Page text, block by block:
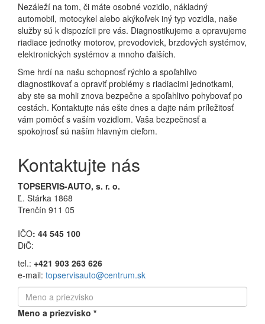
Nezáleží na tom, či máte osobné vozidlo, nákladný
automobil, motocykel alebo akýkoľvek iný typ vozidla, naše
služby sú k dispozícii pre vás. Diagnostikujeme a opravujeme
riadiace jednotky motorov, prevodoviek, brzdových systémov,
elektronických systémov a mnoho ďalších.
Sme hrdí na našu schopnosť rýchlo a spoľahlivo
diagnostikovať a opraviť problémy s riadiacimi jednotkami,
aby ste sa mohli znova bezpečne a spoľahlivo pohybovať po
cestách. Kontaktujte nás ešte dnes a dajte nám príležitosť
vám pomôcť s vaším vozidlom. Vaša bezpečnosť a
spokojnosť sú naším hlavným cieľom.
Kontaktujte nás
TOPSERVIS-AUTO, s. r. o.
Ľ. Stárka 1868
Trenčín 911 05
IČO: 44 545 100
DiČ:
tel.: +421 903 263 626
e-mail: topservisauto@centrum.sk
Meno a priezvisko *